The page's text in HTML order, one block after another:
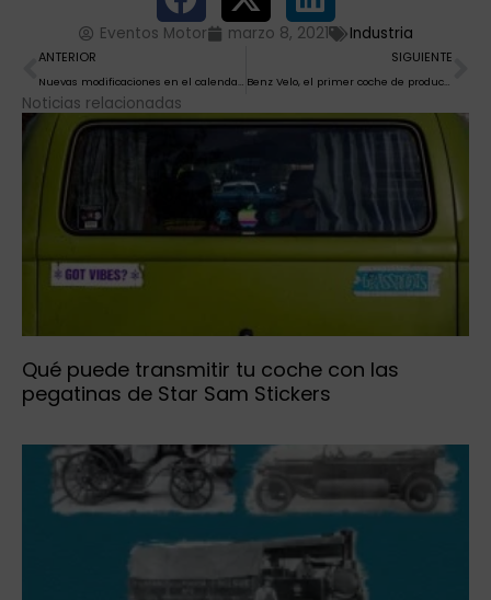
Eventos Motor marzo 8, 2021 Industria
Ant
ANTERIOR
Nuevas modificaciones en el calendario de clásicos de Eventos Motor
SIGUIENTE
Benz Velo, el primer coche de producción en masa de la historia
Noticias relacionadas
Qué puede transmitir tu coche con las
pegatinas de Star Sam Stickers